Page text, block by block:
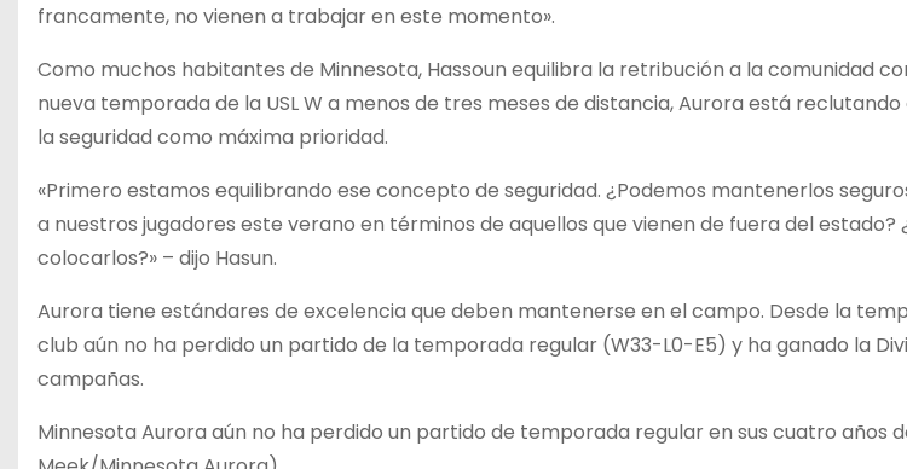
francamente, no vienen a trabajar en este momento».
Como muchos habitantes de Minnesota, Hassoun equilibra la retribución a la comunidad
nueva temporada de la USL W a menos de tres meses de distancia, Aurora está
la seguridad como máxima prioridad.
«Primero estamos equilibrando ese concepto de seguridad. ¿Podemos mantenerlos
a nuestros jugadores este verano en términos de aquellos que vienen de fuera del estado?
colocarlos?» – dijo Hasun.
Aurora tiene estándares de excelencia que deben mantenerse en el campo. Desde la
club aún no ha perdido un partido de la temporada regular (W33-L0-E5) y ha ganado la
campañas.
Minnesota Aurora aún no ha perdido un partido de temporada regular en sus cuatro años